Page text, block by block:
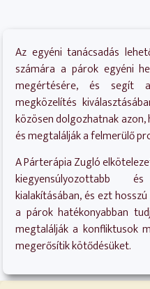
Az egyéni tanácsadás
számára a párok egyéni
megértésére, és segít
megközelítés
közösen dolgozhatnak
és megtalálják a felmerülő
A Párterápia Zugló
kiegyensúlyozottabb
kialakításában, és ezt
a párok hatékonyabban
megtalálják a konfliktusok
megerősítik kötődésüket.